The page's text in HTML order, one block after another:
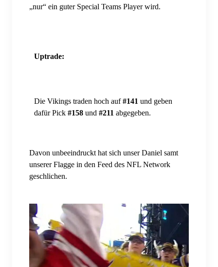
Fantasy Football Season 2025/2026
London Game 2024
Sommerfest
Sommerfest 2026
SKOL-Trip 2023
Charity
Charity-Event 2022
„nur“ ein guter Special Teams Player wird.
Uptrade:
Die Vikings traden hoch auf#141 und geben
dafür Pick #158und #211 abgegeben.
Davon unbeeindruckt hat sich unser Daniel samt
unserer Flagge in den Feed des NFL Network
geschlichen.